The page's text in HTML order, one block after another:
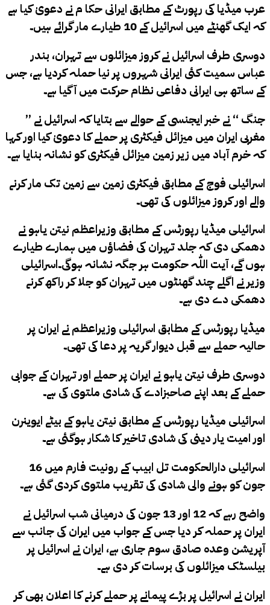
عرب میڈیا کی رپورٹ کے مطابق ایرانی حکا م نے دعویٰ کیا ہے
کہ ایک گھنٹے میں اسرائیل کے 10 طیارے مار گرائے ہیں۔
دوسری طرف اسرائیل نے کروز میزائلوں سے تہران، بندر
عباس سمیت کئی ایرانی شہروں پر نیا حملہ کردیا ہے، جس
کے ساتھ ہی ایرانی دفاعی نظام حرکت میں آگیا ہے۔
’’ جنگ ‘‘ نے خبر ایجنسی کے حوالے سے بتایا کہ اسرائیل نے
مغربی ایران میں میزائل فیکٹری پر حملے کا دعویٰ کیا اور کہا
کہ خرم آباد میں زیر زمین میزائل فیکٹری کو نشانہ بنایا ہے۔
اسرائیلی فوج کے مطابق فیکٹری زمین سے زمین تک مار کرنے
والے اور کروز میزائلوں کی تھی۔
اسرائیلی میڈیا رپورٹس کے مطابق وزیراعظم نیتن یاہو نے
دھمکی دی کہ جلد تہران کی فضاؤں میں ہمارے طیارے
ہوں گے، آیت اللّٰہ حکومت ہر جگہ نشانہ ہوگی۔اسرائیلی
وزیر نے اگلے چند گھنٹوں میں تہران کو جلا کر راکھ کرنے
دھمکی دے دی ہے۔
میڈیا رپورٹس کے مطابق اسرائیلی وزیراعظم نے ایران پر
حالیہ حملے سے قبل دیوار گریہ پر دعا کی تھی۔
دوسری طرف نیتن یاہو نے ایران پر حملے اور تہران کے جوابی
حملے کے بعد اپنے صاحبزادے کی شادی ملتوی کی ہے۔
اسرائیلی میڈیا رپورٹس کے مطابق نیتن یاہو کے بیٹے ایوینرن
اور امیت یار دینی کی شادی تاخیر کا شکار ہوگئی ہے۔
اسرائیلی دارالحکومت تل ابیب کے رونیت فارم میں 16
جون کو ہونے والی شادی کی تقریب ملتوی کردی گئی ہے۔
واضح رہے کہ 12 اور 13 جون کی درمیانی شب اسرائیل نے
ایران پر حملہ کر دیا جس کے جواب میں ایران کی جانب سے
آپریشن وعدہ صادق سوم جاری ہے، ایران نے اسرائیل پر
بیلسٹک میزائلوں کی برسات کر دی ہے۔
ایران نے اسرائیل پر بڑے پیمانے پر حملے کرنے کا اعلان بھی کر